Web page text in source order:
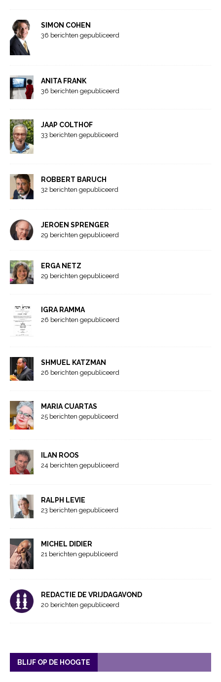
SIMON COHEN
36 berichten gepubliceerd
ANITA FRANK
36 berichten gepubliceerd
JAAP COLTHOF
33 berichten gepubliceerd
ROBBERT BARUCH
32 berichten gepubliceerd
JEROEN SPRENGER
29 berichten gepubliceerd
ERGA NETZ
29 berichten gepubliceerd
IGRA RAMMA
26 berichten gepubliceerd
SHMUEL KATZMAN
26 berichten gepubliceerd
MARIA CUARTAS
25 berichten gepubliceerd
ILAN ROOS
24 berichten gepubliceerd
RALPH LEVIE
23 berichten gepubliceerd
MICHEL DIDIER
21 berichten gepubliceerd
REDACTIE DE VRIJDAGAVOND
20 berichten gepubliceerd
BLIJF OP DE HOOGTE